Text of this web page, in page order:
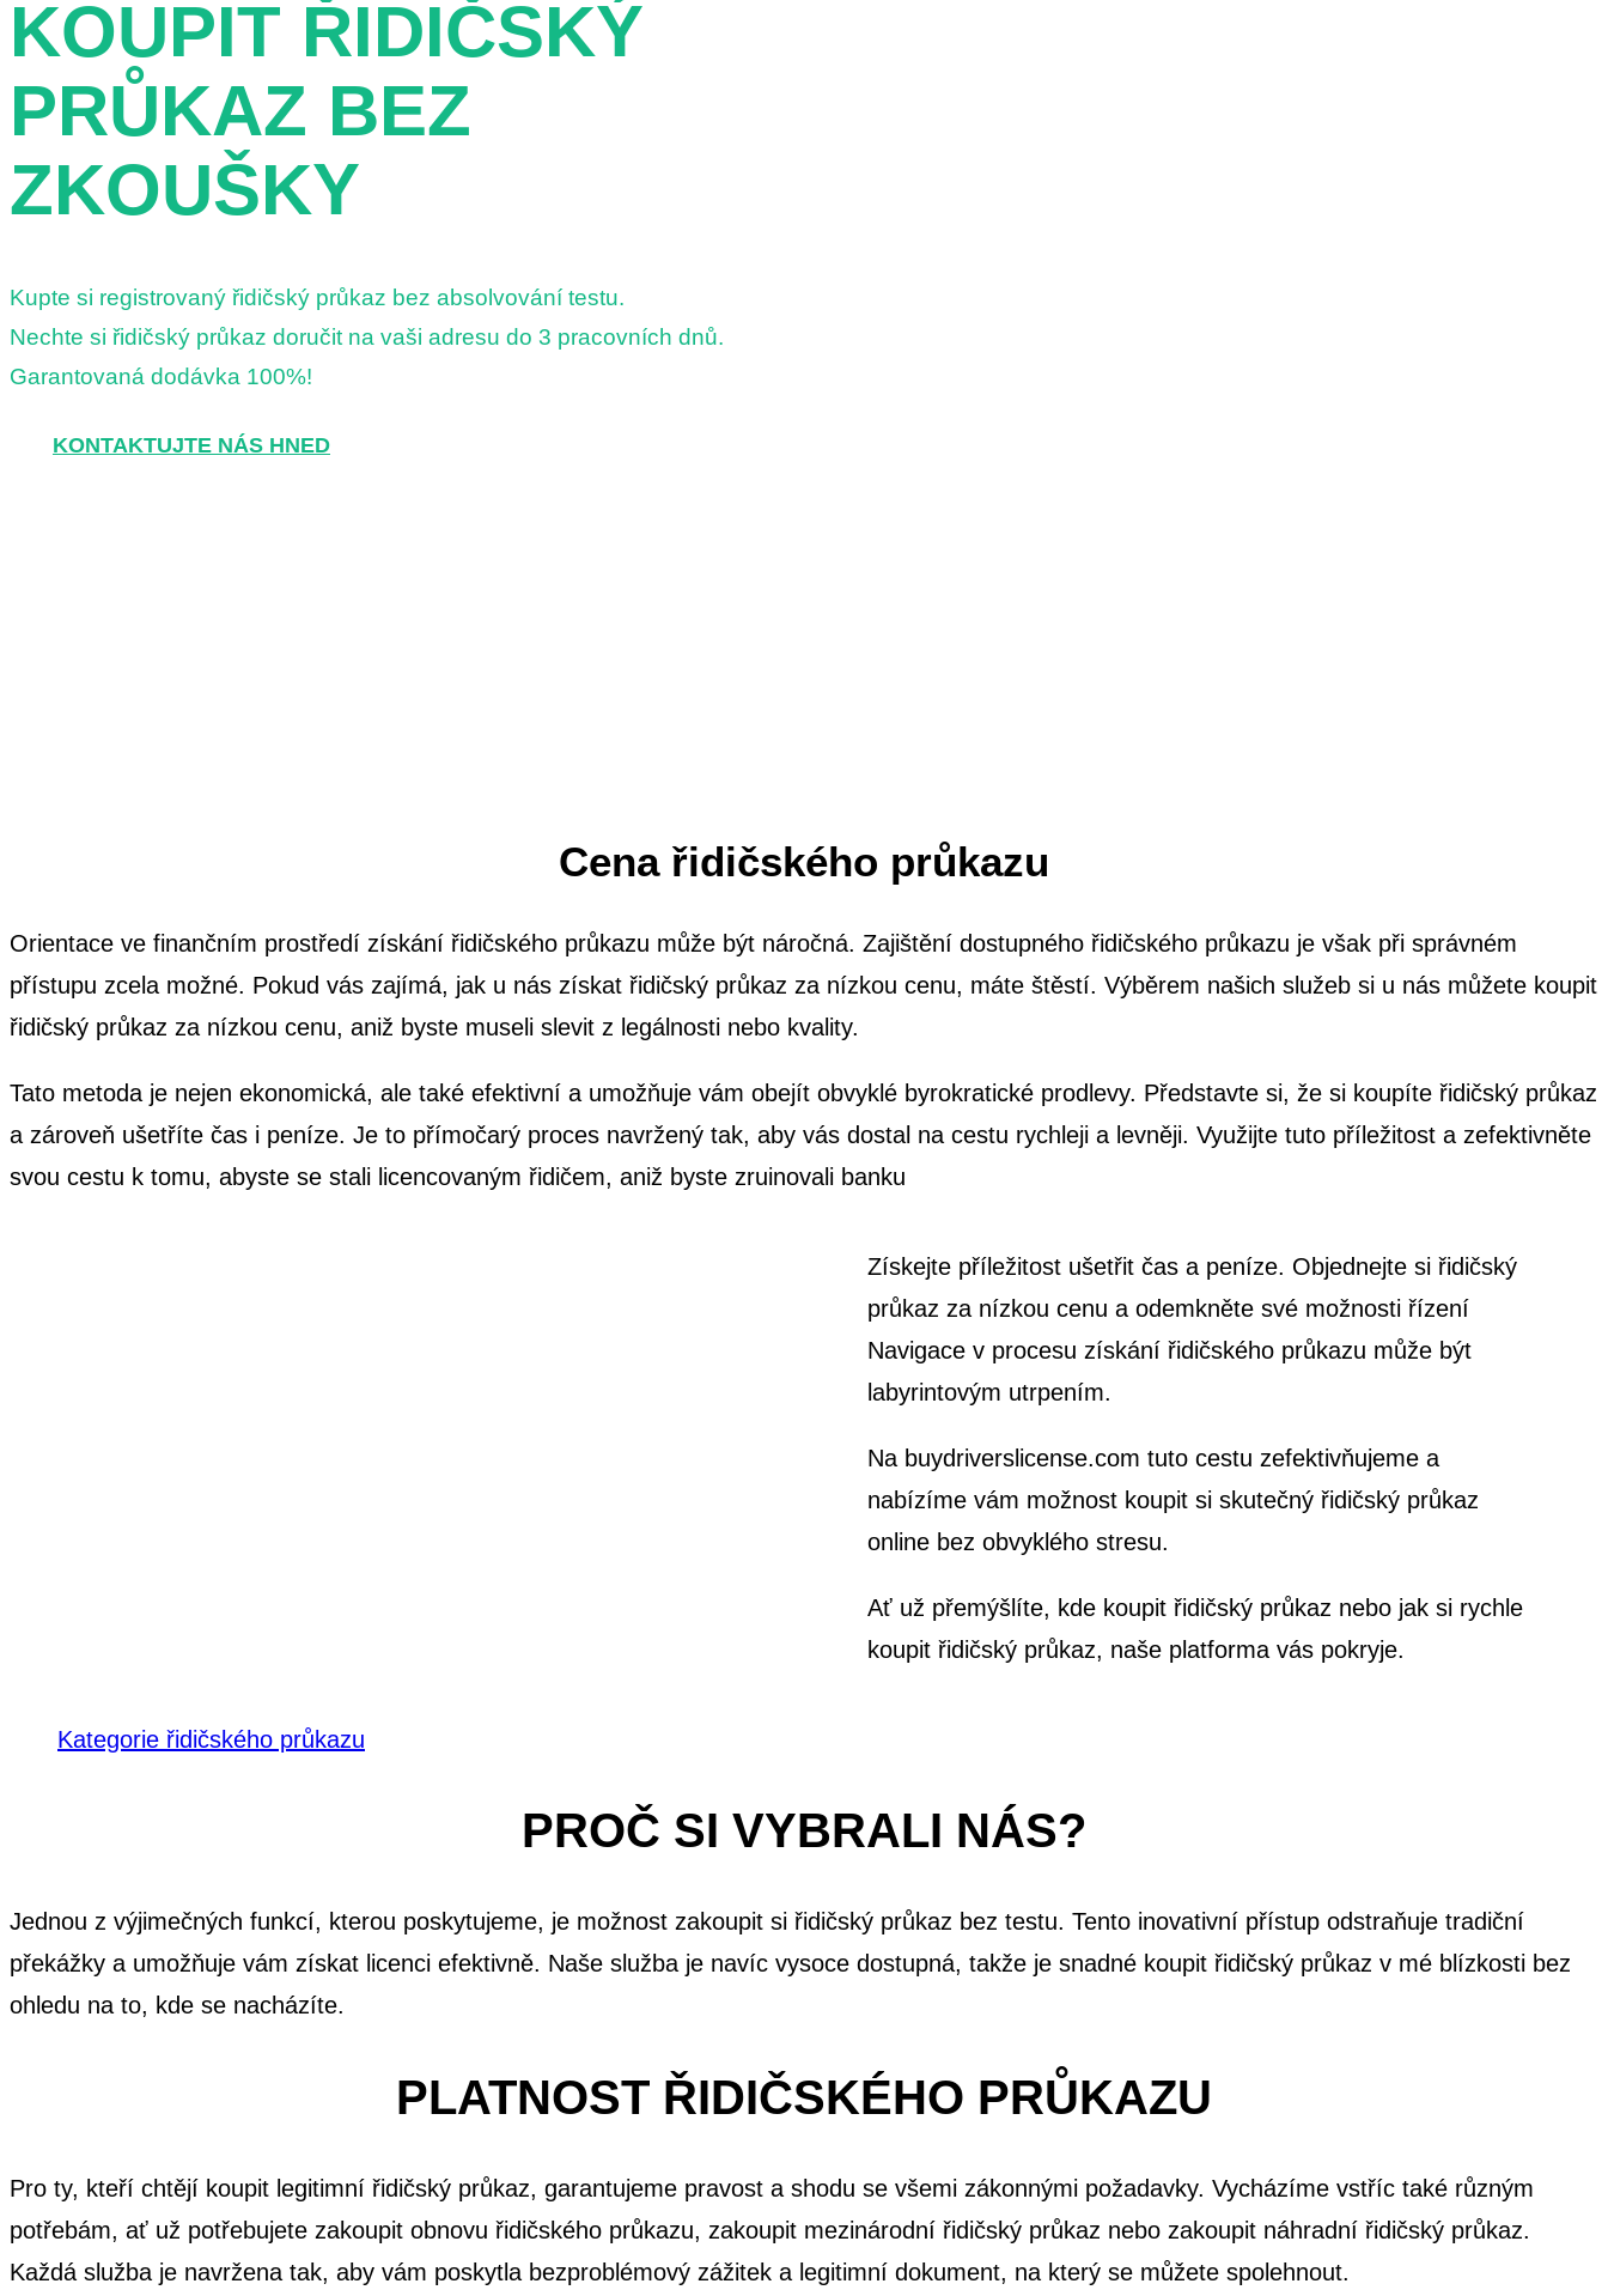
KOUPIT ŘIDIČSKÝ
PRŮKAZ BEZ
ZKOUŠKY
Kupte si registrovaný řidičský průkaz bez absolvování testu.
Nechte si řidičský průkaz doručit na vaši adresu do 3 pracovních dnů.
Garantovaná dodávka 100%!
KONTAKTUJTE NÁS HNED
Cena řidičského průkazu
Orientace ve finančním prostředí získání řidičského průkazu může být náročná. Zajištění dostupného řidičského průkazu je však při správném
přístupu zcela možné. Pokud vás zajímá, jak u nás získat řidičský průkaz za nízkou cenu, máte štěstí. Výběrem našich služeb si u nás můžete koupit
řidičský průkaz za nízkou cenu, aniž byste museli slevit z legálnosti nebo kvality.
Tato metoda je nejen ekonomická, ale také efektivní a umožňuje vám obejít obvyklé byrokratické prodlevy. Představte si, že si koupíte řidičský průkaz
a zároveň ušetříte čas i peníze. Je to přímočarý proces navržený tak, aby vás dostal na cestu rychleji a levněji. Využijte tuto příležitost a zefektivněte
svou cestu k tomu, abyste se stali licencovaným řidičem, aniž byste zruinovali banku
Získejte příležitost ušetřit čas a peníze. Objednejte si řidičský
průkaz za nízkou cenu a odemkněte své možnosti řízení
Navigace v procesu získání řidičského průkazu může být
labyrintovým utrpením.
Na buydriverslicense.com tuto cestu zefektivňujeme a
nabízíme vám možnost koupit si skutečný řidičský průkaz
online bez obvyklého stresu.
Ať už přemýšlíte, kde koupit řidičský průkaz nebo jak si rychle
koupit řidičský průkaz, naše platforma vás pokryje.
Kategorie řidičského průkazu
PROČ SI VYBRALI NÁS?
Jednou z výjimečných funkcí, kterou poskytujeme, je možnost zakoupit si řidičský průkaz bez testu. Tento inovativní přístup odstraňuje tradiční
překážky a umožňuje vám získat licenci efektivně. Naše služba je navíc vysoce dostupná, takže je snadné koupit řidičský průkaz v mé blízkosti bez
ohledu na to, kde se nacházíte.
PLATNOST ŘIDIČSKÉHO PRŮKAZU
Pro ty, kteří chtějí koupit legitimní řidičský průkaz, garantujeme pravost a shodu se všemi zákonnými požadavky. Vycházíme vstříc také různým
potřebám, ať už potřebujete zakoupit obnovu řidičského průkazu, zakoupit mezinárodní řidičský průkaz nebo zakoupit náhradní řidičský průkaz.
Každá služba je navržena tak, aby vám poskytla bezproblémový zážitek a legitimní dokument, na který se můžete spolehnout.